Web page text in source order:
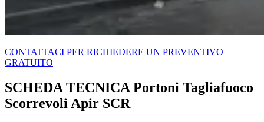
CONTATTACI PER RICHIEDERE UN PREVENTIVO
GRATUITO
SCHEDA TECNICA Portoni Tagliafuoco
Scorrevoli Apir SCR